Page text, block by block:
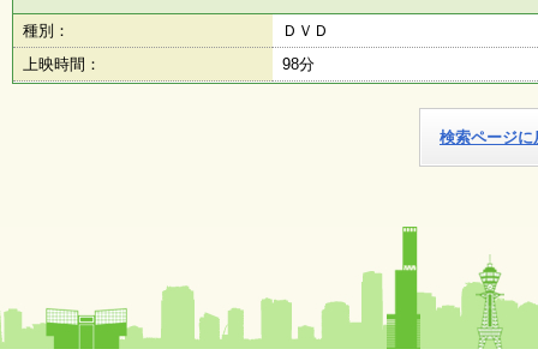
種別：
ＤＶＤ
上映時間：
98分
検索ページに